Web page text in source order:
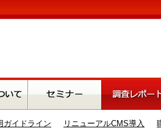
ガイドライン リニューアルCMS導入